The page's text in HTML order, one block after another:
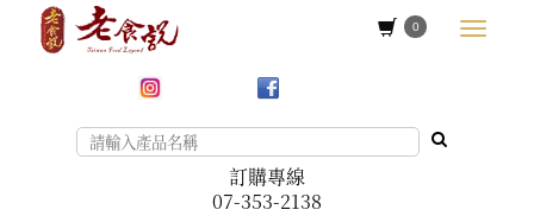
0
訂購專線
07-353-2138